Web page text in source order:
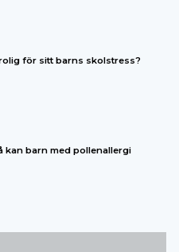
för sitt barns skolstress?
kan barn med pollenallergi